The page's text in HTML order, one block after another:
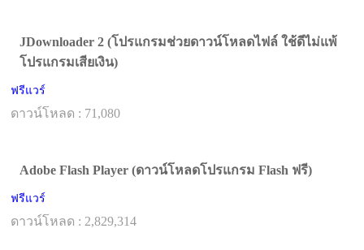
JDownloader 2 (โปรแกรมช่วยดาวน์โหลดไฟล์ ใช้ดีไม่แพ้
โปรแกรมเสียเงิน)
ฟรีแวร์
ดาวน์โหลด : 71,080
Adobe Flash Player (ดาวน์โหลดโปรแกรม Flash ฟรี)
ฟรีแวร์
ดาวน์โหลด : 2,829,314